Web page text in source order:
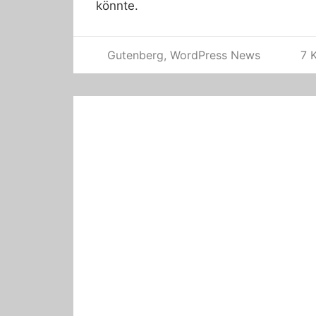
könnte.
Gutenberg, WordPress News 7